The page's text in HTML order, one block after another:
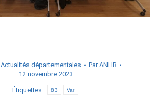
Actualités départementales ParANHR
12 novembre 2023
Étiquettes : 83 Var